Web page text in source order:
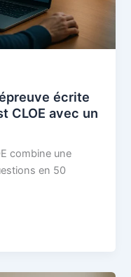
écrite
CLOE avec un
combine une
en 50